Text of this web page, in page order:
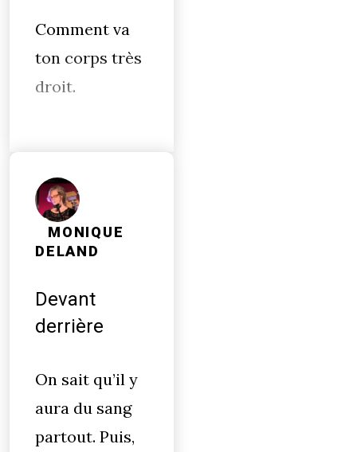
Comment va
ton corps très
droit.
MONIQUE
DELAND
Devant
derrière
On sait qu’il y
aura du sang
partout. Puis,